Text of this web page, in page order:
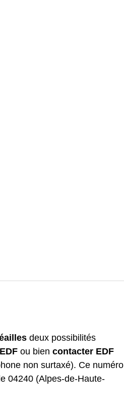
deux possibilités
ou bien contacter EDF
non surtaxé). Ce numéro
04240 (Alpes-de-Haute-